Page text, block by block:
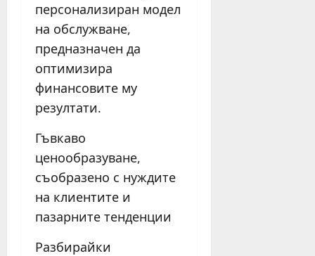
персонализиран модел
на обслужване,
предназначен да
оптимизира
финансовите му
резултати.
Гъвкаво
ценообразуване,
съобразено с нуждите
на клиентите и
пазарните тенденции
Разбирайки